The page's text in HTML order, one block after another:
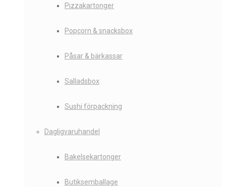
Pizzakartonger
Popcorn & snacksbox
Påsar & bärkassar
Salladsbox
Sushi förpackning
Dagligvaruhandel
Bakelsekartonger
Butiksemballage